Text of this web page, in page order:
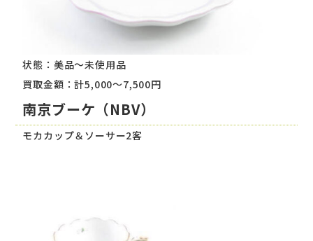
状態：美品～未使用品
買取金額：計5,000～7,500円
南京ブーケ（NBV）
モカカップ＆ソーサー2客